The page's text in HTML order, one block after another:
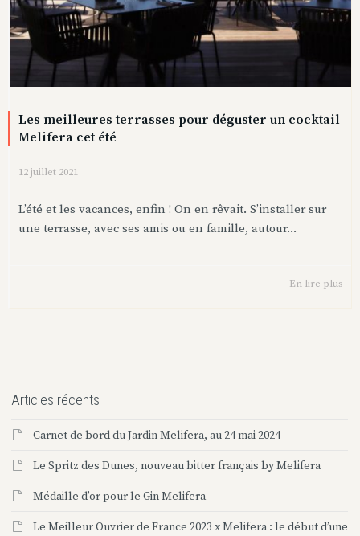
Les meilleures terrasses pour déguster un cocktail
Melifera cet été
12 juillet 2021
L’été et les vacances, enfin ! On en rêvait. S’installer sur
une terrasse, avec ses amis ou en famille, autour...
En lire plus
Articles récents
Carnet de bord du Jardin Melifera, au 24 mai 2024
Le Spritz des Dunes, nouveau bitter français by Melifera
Médaille d’or pour le Gin Melifera
Le Meilleur Ouvrier de France 2023 x Melifera : le début d’une